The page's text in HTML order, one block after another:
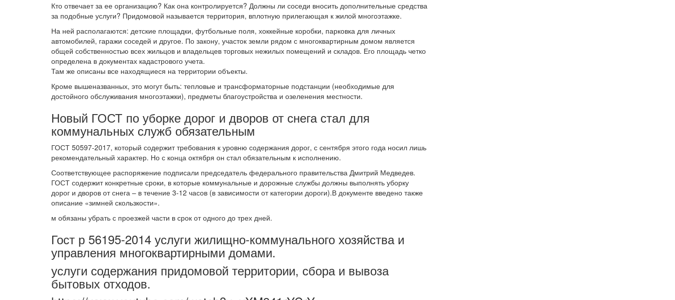
Кто отвечает за ее организацию? Как она контролируется? Должны ли соседи вносить дополнительные средства
за подобные услуги? Придомовой называется территория, вплотную прилегающая к жилой многоэтажке.
На ней располагаются: детские площадки, футбольные поля, хоккейные коробки, парковка для личных
автомобилей, гаражи соседей и другое. По закону, участок земли рядом с многоквартирным домом является
общей собственностью всех жильцов и владельцев торговых нежилых помещений и складов. Его площадь четко
определена в документах кадастрового учета.
Там же описаны все находящиеся на территории объекты.
Кроме вышеназванных, это могут быть: тепловые и трансформаторные подстанции (необходимые для
достойного обслуживания многоэтажки), предметы благоустройства и озеленения местности.
Новый ГОСТ по уборке дорог и дворов от снега стал для
коммунальных служб обязательным
ГОСТ 50597-2017, который содержит требования к уровню содержания дорог, с сентября этого года носил лишь
рекомендательный характер. Но с конца октября он стал обязательным к исполнению.
Соответствующее распоряжение подписали председатель федерального правительства Дмитрий Медведев.
ГОСТ содержит конкретные сроки, в которые коммунальные и дорожные службы должны выполнять уборку
дорог и дворов от снега – в течение 3-12 часов (в зависимости от категории дороги).В документе введено также
описание «зимней скользкости».
м обязаны убрать с проезжей части в срок от одного до трех дней.
Гост р 56195-2014 услуги жилищно-коммунального хозяйства и
управления многоквартирными домами.
услуги содержания придомовой территории, сбора и вывоза
бытовых отходов.